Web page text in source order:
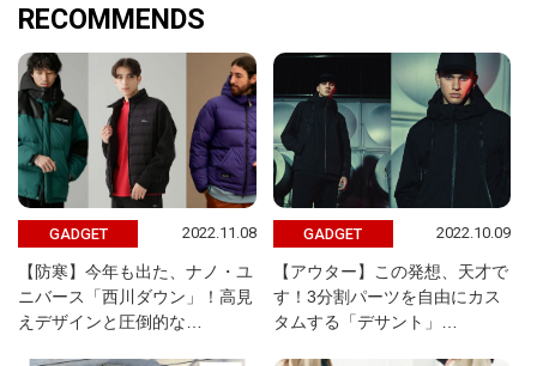
RECOMMENDS
GADGET 2022.11.08
【防寒】今年も出た、ナノ・ユ
ニバース「西川ダウン」！高見
えデザインと圧倒的な…
GADGET 2022.10.09
【アウター】この発想、天才で
す！3分割パーツを自由にカス
タムする「デサント」…